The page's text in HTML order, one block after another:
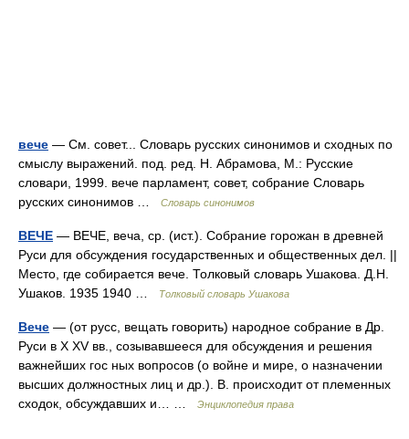
вече — См. совет... Словарь русских синонимов и сходных по
смыслу выражений. под. ред. Н. Абрамова, М.: Русские
словари, 1999. вече парламент, совет, собрание Словарь
русских синонимов …
Словарь синонимов
ВЕЧЕ — ВЕЧЕ, веча, ср. (ист.). Собрание горожан в древней
Руси для обсуждения государственных и общественных дел. ||
Место, где собирается вече. Толковый словарь Ушакова. Д.Н.
Ушаков. 1935 1940 …
Толковый словарь Ушакова
Вече — (от русс, вещать говорить) народное собрание в Др.
Руси в X XV вв., созывавшееся для обсуждения и решения
важнейших гос ных вопросов (о войне и мире, о назначении
высших должностных лиц и др.). В. происходит от племенных
сходок, обсуждавших и… …
Энциклопедия права